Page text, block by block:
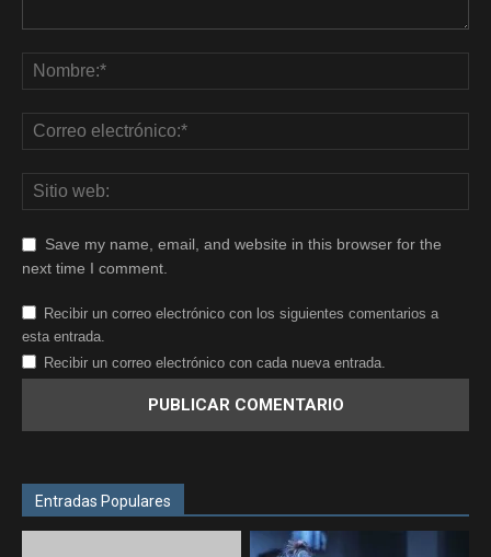
Save my name, email, and website in this browser for the
next time I comment.
Recibir un correo electrónico con los siguientes comentarios a
esta entrada.
Recibir un correo electrónico con cada nueva entrada.
Entradas Populares